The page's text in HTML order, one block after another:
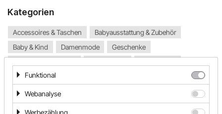
Kategorien
Accessoires & Taschen
Babyausstattung & Zubehör
Baby & Kind
Damenmode
Geschenke
Kosmetik
Mode & Accessoires
Schmuck & Uhren
Sportbekleidung
Funktional
Webanalyse
Werbezählung